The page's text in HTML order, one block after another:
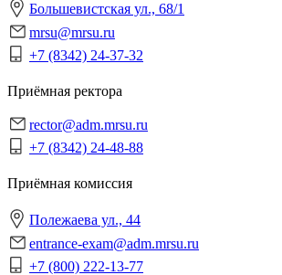
Большевистская ул., 68/1
mrsu@mrsu.ru
+7 (8342) 24-37-32
Приёмная ректора
rector@adm.mrsu.ru
+7 (8342) 24-48-88
Приёмная комиссия
Полежаева ул., 44
entrance-exam@adm.mrsu.ru
+7 (800) 222-13-77